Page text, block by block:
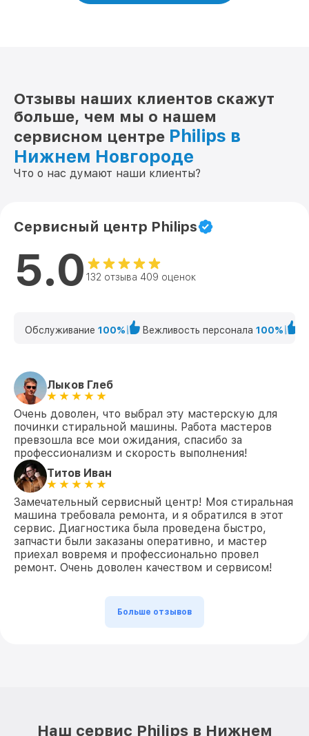
Отзывы наших клиентов скажут
больше, чем мы о нашем
сервисном центре Philips в
Нижнем Новгороде
Что о нас думают наши клиенты?
Сервисный центр Philips
5.0 132 отзыва 409 оценок
Обслуживание 100% Вежливость персонала 100%
Лыков Глеб
Очень доволен, что выбрал эту мастерскую для
починки стиральной машины. Работа мастеров
превзошла все мои ожидания, спасибо за
профессионализм и скорость выполнения!
Титов Иван
Замечательный сервисный центр! Моя стиральная
машина требовала ремонта, и я обратился в этот
сервис. Диагностика была проведена быстро,
запчасти были заказаны оперативно, и мастер
приехал вовремя и профессионально провел
ремонт. Очень доволен качеством и сервисом!
Больше отзывов
Наш сервис Philips в Нижнем